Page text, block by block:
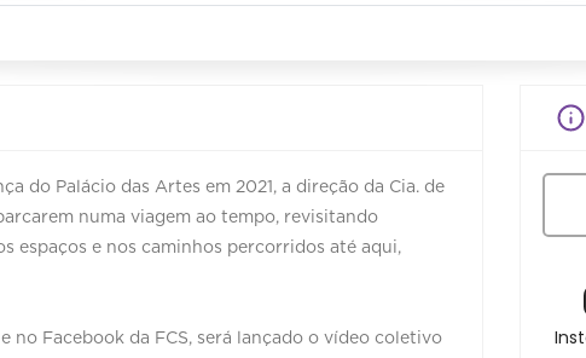
do Palácio das Artes em 2021, a direção da Cia. de
numa viagem ao tempo, revisitando
espaços e nos caminhos percorridos até aqui,
no Facebook da FCS, será lançado o vídeo coletivo